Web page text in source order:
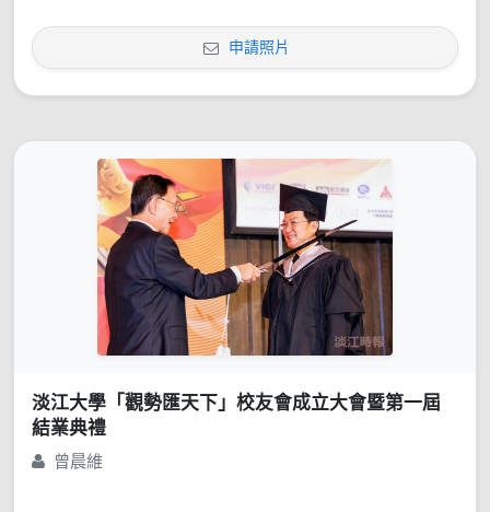
申請照片
淡江大學「觀勢匯天下」校友會成立大會暨第一屆
結業典禮
曾晨維